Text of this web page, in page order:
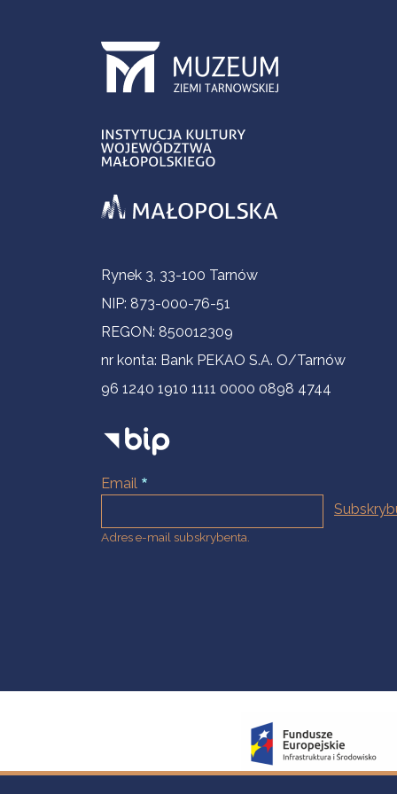
Informacje kontaktowe
Rynek 3, 33-100 Tarnów
NIP: 873-000-76-51
REGON: 850012309
nr konta: Bank PEKAO S.A. O/Tarnów
96 1240 1910 1111 0000 0898 4744
Email
Adres e-mail subskrybenta.